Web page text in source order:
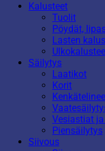
Kalusteet
Tuolit
Pöydät,
Lasten
Säilytys
Laatikot
Korit
Vesiastiat
Piensäilytys
Siivous